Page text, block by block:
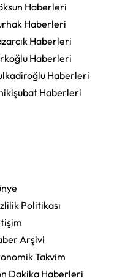
Haberleri
Haberleri
Haberleri
Haberleri
Haberleri
Haberleri
Politikası
Arşivi
Takvim
Dakika Haberleri